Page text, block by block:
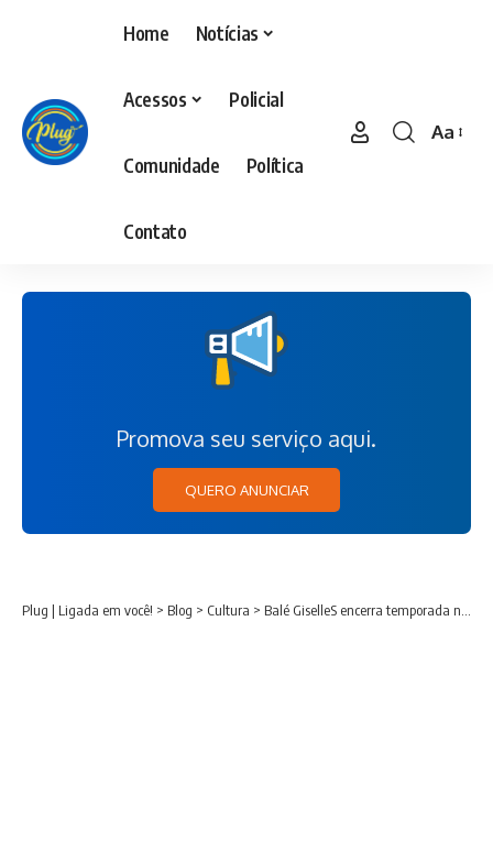
Home Notícias
Acessos Policial
Comunidade Política
Contato
Aa
Promova seu serviço aqui.
QUERO ANUNCIAR
Plug | Ligada em você! > Blog > Cultura > Balé GiselleS encerra temporada no Teatro Guaíra com mais de 11 mil espectadores